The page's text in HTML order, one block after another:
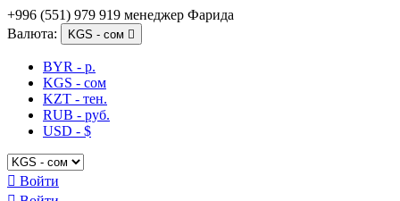
+996 (551) 979 919 менеджер Фарида
Валюта:
KGS - сом 
BYR - р.
KGS - сом
KZT - тен.
RUB - руб.
USD - $
 Войти